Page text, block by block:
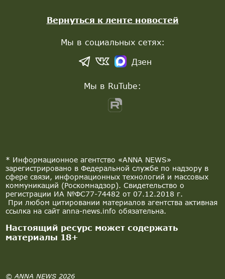
* Информационное агентство «ANNA NEWS»
зарегистрировано в Федеральной службе по надзору в
сфере связи, информационных технологий и массовых
коммуникаций (Роскомнадзор). Свидетельство о
регистрации ИА №ФС77-74482 от 07.12.2018 г.
При любом цитировании материалов агентства активная
ссылка на сайт anna-news.info обязательна.
Настоящий ресурс может содержать
материалы 18+
© ANNA NEWS 2026
Вернуться к ленте новостей
Мы в социальных сетях:
Дзен
Мы в RuTube: